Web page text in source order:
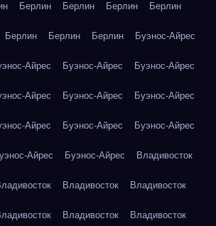
Берлин Берлин Берлин Берлин
Берлин Берлин Берлин Буэнос-Айрес
Айрес Буэнос-Айрес Буэнос-Айрес
Айрес Буэнос-Айрес Буэнос-Айрес
Айрес Буэнос-Айрес Буэнос-Айрес
Айрес Буэнос-Айрес Владивосток
Владивосток Владивосток
Владивосток Владивосток